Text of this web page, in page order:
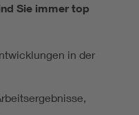
Sie immer top
in der